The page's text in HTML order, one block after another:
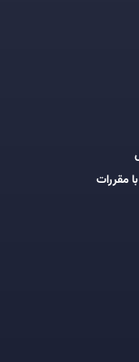
مقررات